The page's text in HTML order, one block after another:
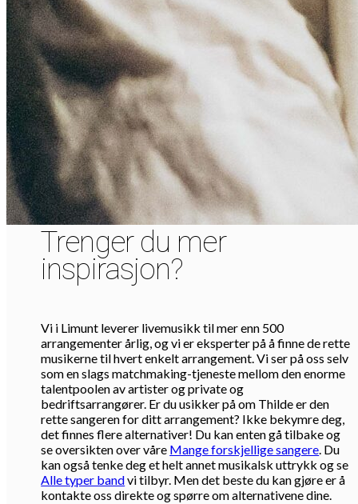
Trenger du mer
inspirasjon?
Vi i Limunt leverer livemusikk til mer enn 500
arrangementer årlig, og vi er eksperter på å finne de rette
musikerne til hvert enkelt arrangement. Vi ser på oss selv
som en slags matchmaking-tjeneste mellom den enorme
talentpoolen av artister og private og
bedriftsarrangører. Er du usikker på om Thilde er den
rette sangeren for ditt arrangement? Ikke bekymre deg,
det finnes flere alternativer! Du kan enten gå tilbake og
se oversikten over våre Mange forskjellige sangere. Du
kan også tenke deg et helt annet musikalsk uttrykk og se
Alle typer bandvi tilbyr. Men det beste du kan gjøre er å
kontakte oss direkte og spørre om alternativene dine.